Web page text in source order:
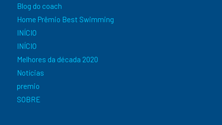
Blog do coach
Home Prêmio Best Swimming
INÍCIO
INÍCIO
Melhores da década 2020
Notícias
premio
SOBRE